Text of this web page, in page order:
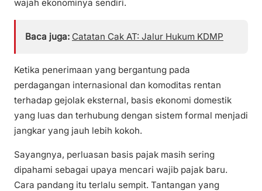
wajah ekonominya sendiri.
Baca juga: Catatan Cak AT: Jalur Hukum KDMP
Ketika penerimaan yang bergantung pada
perdagangan internasional dan komoditas rentan
terhadap gejolak eksternal, basis ekonomi domestik
yang luas dan terhubung dengan sistem formal menjadi
jangkar yang jauh lebih kokoh.
Sayangnya, perluasan basis pajak masih sering
dipahami sebagai upaya mencari wajib pajak baru.
Cara pandang itu terlalu sempit. Tantangan yang